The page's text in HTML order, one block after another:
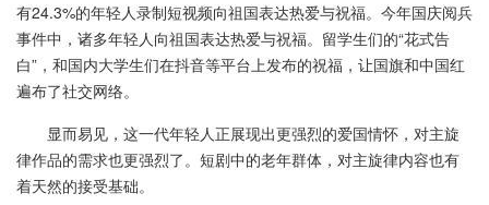
有24.3%的年轻人录制短视频向祖国表达热爱与祝福。今年国庆阅兵
事件中，诸多年轻人向祖国表达热爱与祝福。留学生们的“花式告
白”，和国内大学生们在抖音等平台上发布的祝福，让国旗和中国红
遍布了社交网络。
显而易见，这一代年轻人正展现出更强烈的爱国情怀，对主旋
律作品的需求也更强烈了。短剧中的老年群体，对主旋律内容也有
着天然的接受基础。